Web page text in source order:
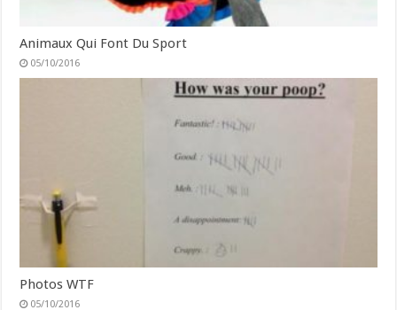
Animaux Qui Font Du Sport
05/10/2016
Photos WTF
05/10/2016